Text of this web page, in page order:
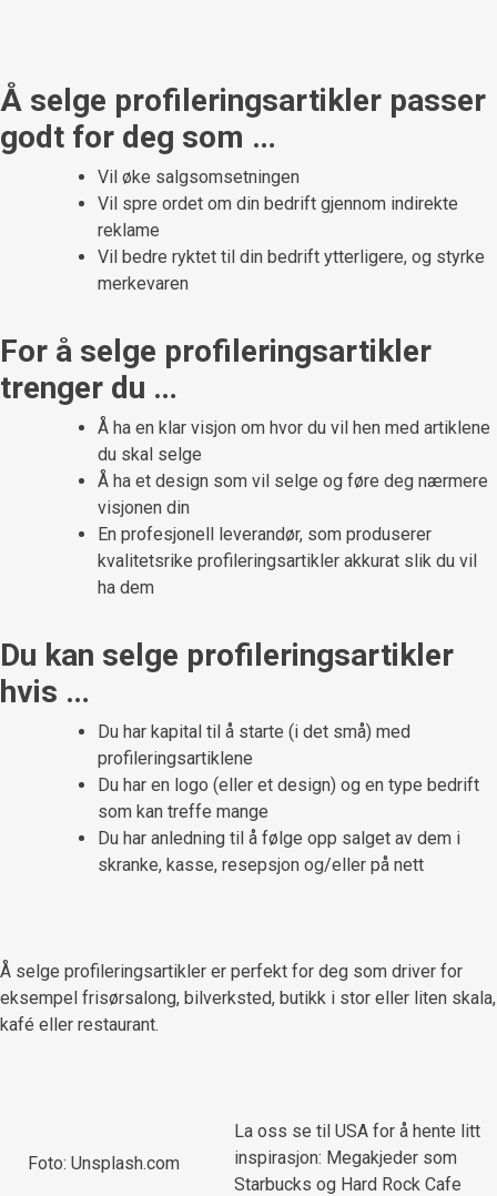
Å selge profileringsartikler passer
godt for deg som …
Vil øke salgsomsetningen
Vil spre ordet om din bedrift gjennom indirekte
reklame
Vil bedre ryktet til din bedrift ytterligere, og styrke
merkevaren
For å selge profileringsartikler
trenger du …
Å ha en klar visjon om hvor du vil hen med artiklene
du skal selge
Å ha et design som vil selge og føre deg nærmere
visjonen din
En profesjonell leverandør, som produserer
kvalitetsrike profileringsartikler akkurat slik du vil
ha dem
Du kan selge profileringsartikler
hvis …
Du har kapital til å starte (i det små) med
profileringsartiklene
Du har en logo (eller et design) og en type bedrift
som kan treffe mange
Du har anledning til å følge opp salget av dem i
skranke, kasse, resepsjon og/eller på nett
Å selge profileringsartikler er perfekt for deg som driver for
eksempel frisørsalong, bilverksted, butikk i stor eller liten skala,
kafé eller restaurant.
Foto: Unsplash.com
La oss se til USA for å hente litt
inspirasjon: Megakjeder som
Starbucks og Hard Rock Cafe